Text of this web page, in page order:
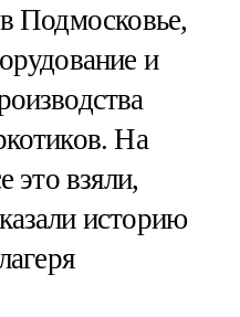
Подмосковье,
и
На
это взяли,
историю